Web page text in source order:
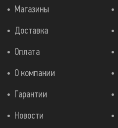
Магазины
Доставка
Оплата
О компании
Гарантии
Новости